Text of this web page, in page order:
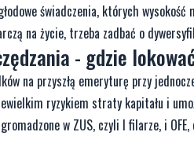
świadczenia, których
na życie, trzeba zadbać o
- gdzie
na przyszłą emeryturę przy
ryzykiem straty kapitału i
w ZUS, czyli I filarze, i